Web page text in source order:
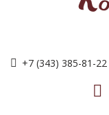
+7 (343) 385-81-22